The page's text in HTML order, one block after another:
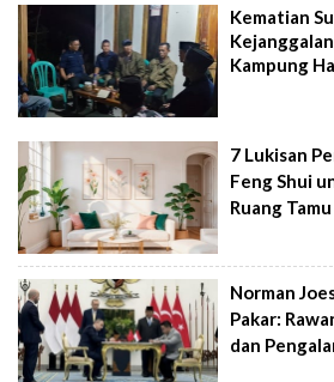
Kematian
Kampung
7 Lukisan
Feng Shui
Ruang Tamu
Norman
Pakar:
dan